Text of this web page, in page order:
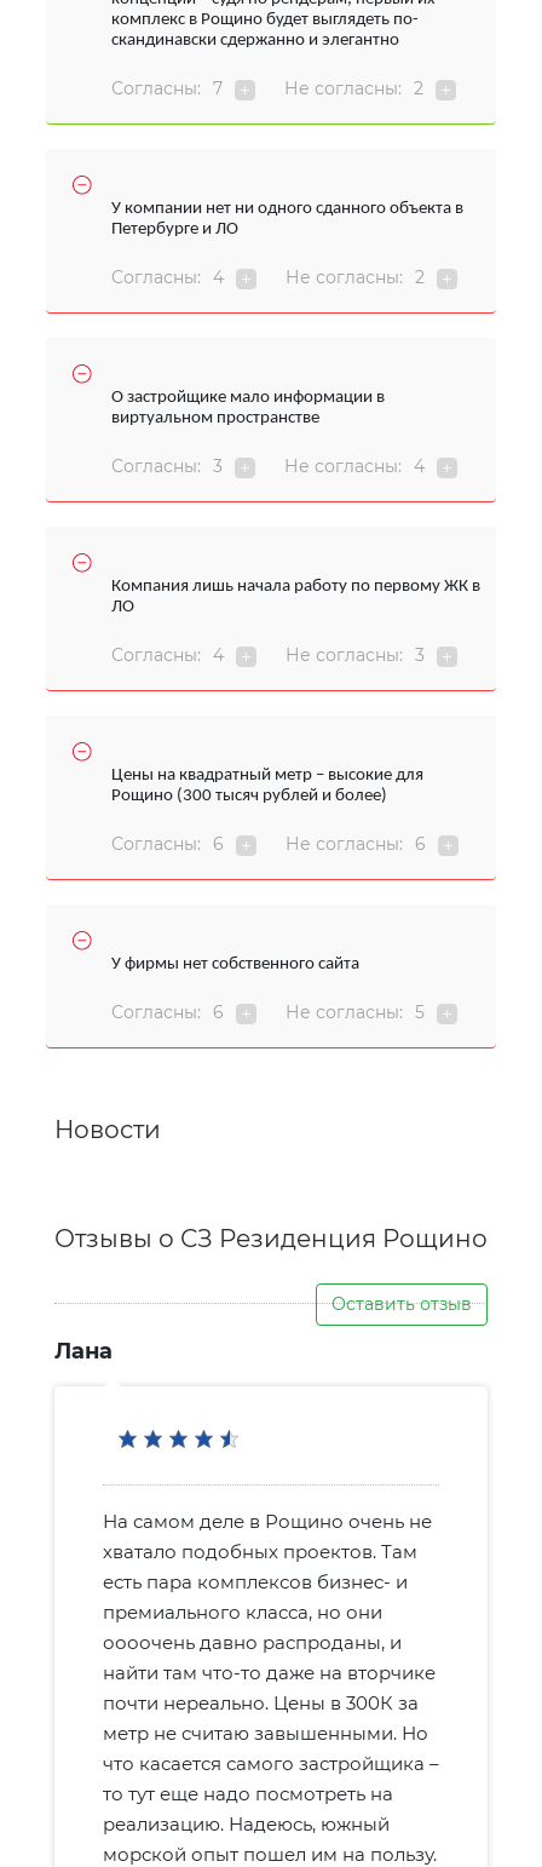
комплекс в Рощино будет выглядеть по-
скандинавски сдержанно и элегантно
Согласны: 7 Не согласны: 2
У компании нет ни одного сданного объекта в
Петербурге и ЛО
Согласны: 4 Не согласны: 2
О застройщике мало информации в
виртуальном пространстве
Согласны: 3 Не согласны: 4
Компания лишь начала работу по первому ЖК в
ЛО
Согласны: 4 Не согласны: 3
Цены на квадратный метр – высокие для
Рощино (300 тысяч рублей и более)
Согласны: 6 Не согласны: 6
У фирмы нет собственного сайта
Согласны: 6 Не согласны: 5
Новости
Отзывы о СЗ Резиденция Рощино
Оставить отзыв
Лана
На самом деле в Рощино очень не
хватало подобных проектов. Там
есть пара комплексов бизнес- и
премиального класса, но они
оооочень давно распроданы, и
найти там что-то даже на вторчике
почти нереально. Цены в 300К за
метр не считаю завышенными. Но
что касается самого застройщика –
то тут еще надо посмотреть на
реализацию. Надеюсь, южный
морской опыт пошел им на пользу.